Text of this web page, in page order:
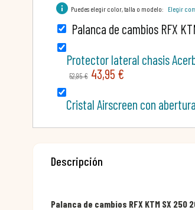
info Puedes elegir color, talla o modelo: Elegir
Palanca de cambios RFX
Protector lateral chasis
52,95 € 43,95 €
Cristal Airscreen con
Descripción
Palanca de cambios RFX KTM SX 250